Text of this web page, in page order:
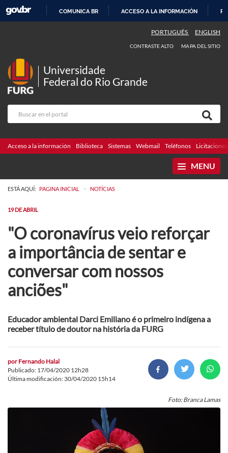
CONTENIDO
COMUNICA BR ACCESO A LA INFORMACIÓN
PORTUGUÊS ENGLISH
CONTRASTE ALTO MAPA DEL SITIO
Universidade
Federal do Rio Grande
Acceso a la información Biblioteca Sistemas Webmail Teléfonos Licitaciones
MENU
ESTÁ AQUÍ: PAGINA INICIAL > NOTÍCIAS
19 DE ABRIL
"O coronavírus veio reforçar
a importância de sentar e
conversar com nossos
anciões"
Educador ambiental Darci Emiliano é o primeiro indígena a
receber título de doutor na história da FURG
por Fernando Halal
Publicado: 17/04/2020 12h28
Última modificación: 30/04/2020 15h14
Foto: Branca Lamas